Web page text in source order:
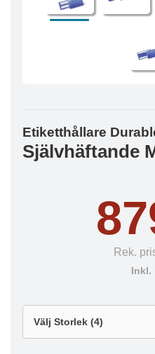
Etiketthållare
Självhäftande
Rek.
Inkl.